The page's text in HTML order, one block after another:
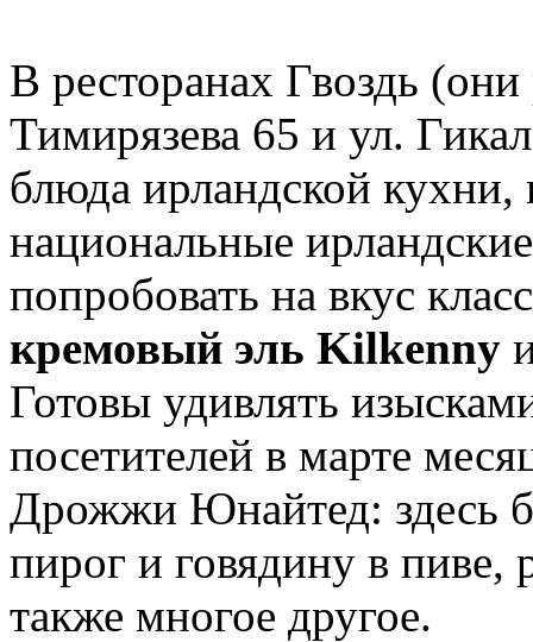
В ресторанах Гвоздь
Тимирязева 65 и ул.
блюда ирландской кухни,
национальные
попробовать на вкус
кремовый эль Kilkenny
Готовы удивлять
посетителей в марте
Дрожжи Юнайтед: здесь
пирог и говядину в пиве,
также многое другое.